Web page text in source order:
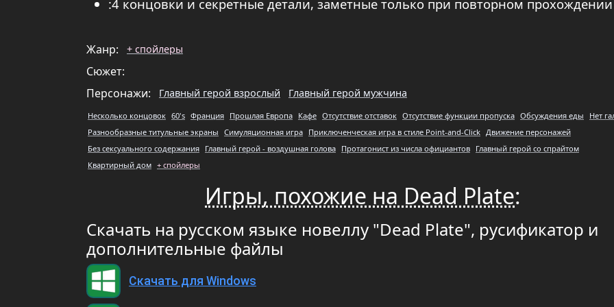
:4 концовки и секретные детали, заметные только при повторном прохождении
Жанр: + спойлеры
Сюжет:
Персонажи:
Главный герой взрослый Главный герой мужчина
Несколько концовок 60's Франция Прошлая Европа Кафе Отсутствие отставок Отсутствие функции пропуска Обсуждения еды
Нет
Разнообразные титульные экраны Симуляционная игра Приключенческая игра в стиле Point-and-Click Движение персонажей
Без сексуального содержания Главный герой - воздушная голова Протагонист из числа официантов Главный герой со спрайтом
Квартирный дом + спойлеры
Игры, похожие на Dead Plate:
Скачать на русском языке новеллу "Dead Plate", русификатор и
дополнительные файлы
Скачать для Windows